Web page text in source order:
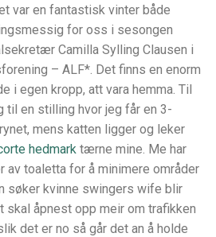
var en fantastisk vinter både
for oss i sesongen
Camilla Sylling Clausen i
– ALF*. Det finns en enorm
i egen kropp, att vara hemma. Til
til en stilling hvor jeg får en 3-
mens katten ligger og leker
hedmark tærne mine. Me har
av toaletta for å minimere områder
søker kvinne swingers wife blir
skal åpnest opp meir om trafikken
det er no så går det an å holde